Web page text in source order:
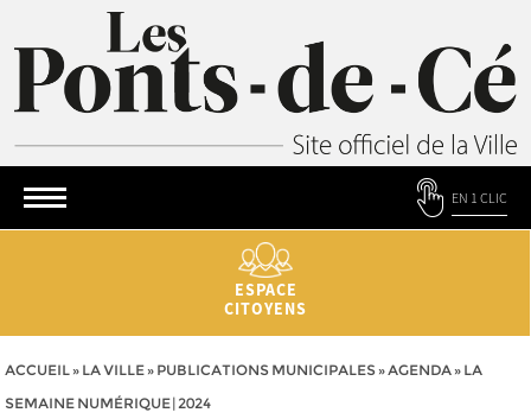
EN 1 CLIC
ESPACE
CITOYENS
ACCUEIL» LA VILLE» PUBLICATIONS MUNICIPALES»AGENDA» LA
SEMAINE NUMÉRIQUE | 2024